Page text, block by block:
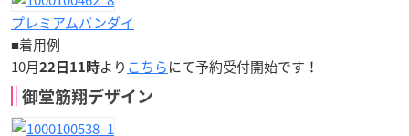
プレミアムバンダイ
■着用例
10月22日11時より こちらにて予約受付開始です！
御堂筋翔デザイン